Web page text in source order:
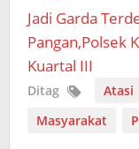
Jadi Garda
Pangan,Polsek
Kuartal III
Ditag Atasi
Masyarakat